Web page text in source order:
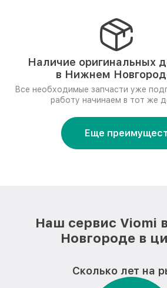
Наличие оригинальных
в Нижнем
Все необходимые запчасти уже
работу начинаем в тот же
Еще
Наш сервис Viomi
Новгороде в
Сколько лет на